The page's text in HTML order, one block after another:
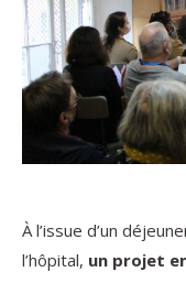
À l’issue d’un
l’hôpital, un projet